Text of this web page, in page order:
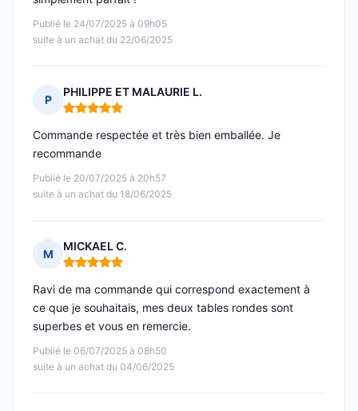
Publié le 24/07/2025 à 09h05
suite à un achat du 22/06/2025
P
PHILIPPE ET MALAURIE L.
Note : 5 sur 5
Publié le 20/07/2025 à 20h57
suite à un achat du 18/06/2025
Commande respectée et très bien emballée. Je
recommande
M
MICKAEL C.
Note : 5 sur 5
Publié le 06/07/2025 à 08h50
suite à un achat du 04/06/2025
Ravi de ma commande qui correspond exactement à
ce que je souhaitais, mes deux tables rondes sont
superbes et vous en remercie.